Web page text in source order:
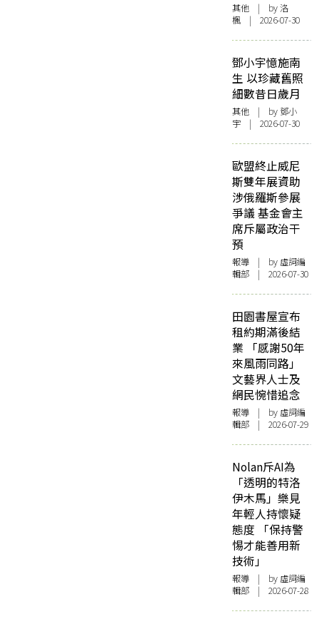
其他 | by洛
楓 | 2026-07-30
鄧小宇憶施南
生 以珍藏舊照
細數昔日歲月
其他 | by 鄧小
宇 | 2026-07-30
歐盟終止威尼
斯雙年展資助
涉俄羅斯參展
爭議 基金會主
席斥屬政治干
預
報導 | by 虛詞編
輯部 | 2026-07-30
田園書屋宣布
租約期滿後結
業 「感謝50年
來風雨同路」
文藝界人士及
網民惋惜追念
報導 | by 虛詞編
輯部 | 2026-07-29
Nolan斥AI為
「透明的特洛
伊木馬」樂見
年輕人持懷疑
態度 「保持警
惕才能善用新
技術」
報導 | by 虛詞編
輯部 | 2026-07-28